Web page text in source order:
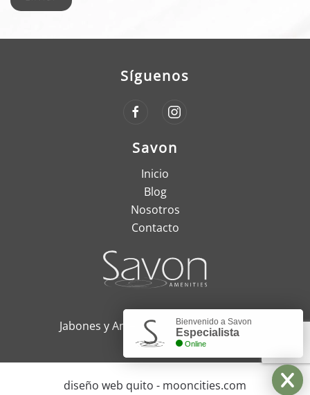
Savon
Inicio
Blog
Nosotros
Contacto
Síguenos
Jabones y Amenities, Quito - Ecuador
diseño web quito - mooncities.com
Bienvenido a Savon
Especialista
Online